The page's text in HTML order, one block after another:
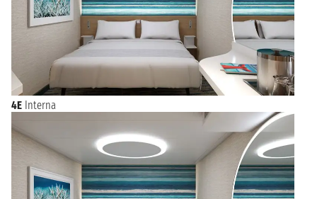
4E Interna